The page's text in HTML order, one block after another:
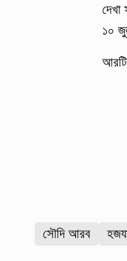
১০
সৌদি আরব